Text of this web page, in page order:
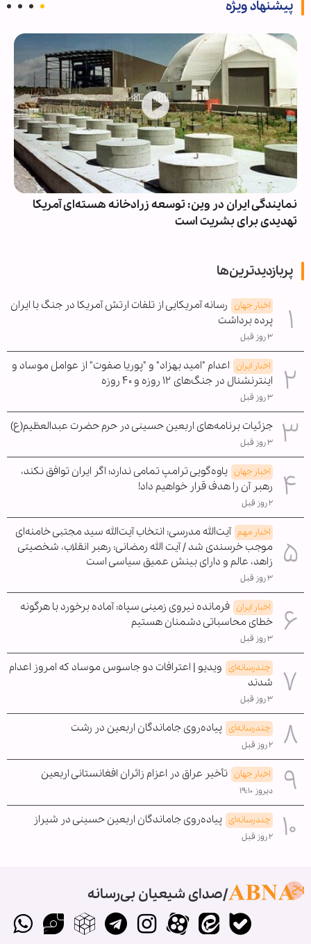
پیشنهاد ویژه
نمایندگی ایران در وین: توسعه زرادخانه هسته‌ای آمریکا
تهدیدی برای بشریت است
پربازدیدترین‌ها
اخبار جهان رسانه آمریکایی از تلفات ارتش آمریکا در جنگ با ایران
پرده برداشت
۳ روز قبل
اخبار ایران اعدام "امید بهزاد" و "پوریا صفوت" از عوامل موساد و
اینترنشنال در جنگ‌های ۱۲ روزه و ۴۰ روزه
۳ روز قبل
جزئیات برنامه‌های اربعین حسینی در حرم حضرت عبدالعظیم(ع)
۳ روز قبل
اخبار جهان یاوه‌گویی ترامپ تمامی ندارد؛ اگر ایران توافق نکند،
رهبر آن را هدف قرار خواهیم داد!
۲ روز قبل
اخبار مهم آیت‌الله مدرسی: انتخاب آیت‌الله سید مجتبی خامنه‌ای
موجب خرسندی شد / آیت الله رمضانی: رهبر انقلاب، شخصیتی
زاهد، عالم و دارای بینش عمیق سیاسی است
۳ روز قبل
اخبار ایران فرمانده نیروی زمینی سپاه: آماده برخورد با هرگونه
خطای محاسباتی دشمنان هستیم
۳ روز قبل
چندرسانه‌ای ویدیو | اعترافات دو جاسوس موساد که امروز اعدام
شدند
۳ روز قبل
چندرسانه‌ای پیاده‌روی جاماندگان اربعین در رشت
۲ روز قبل
اخبار جهان تأخیر عراق در اعزام زائران افغانستانی اربعین
دیروز ۱۹:۱۰
چندرسانه‌ای پیاده‌روی جاماندگان اربعین حسینی در شیراز
۲ روز قبل
صدای شیعیان بی‌رسانه